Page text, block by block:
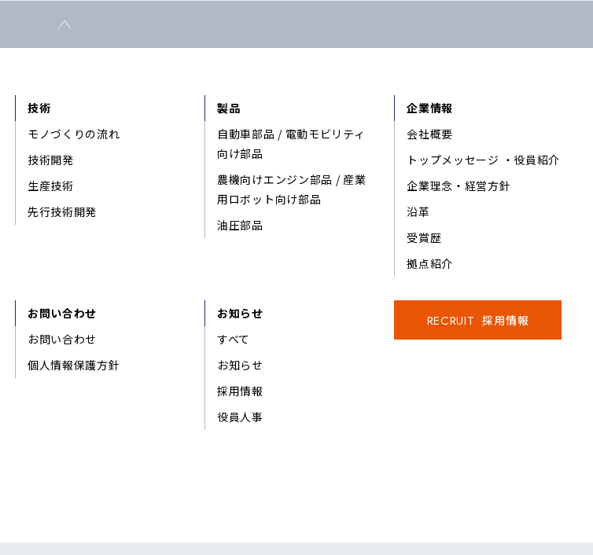
技術
モノづくりの流れ
技術開発
生産技術
先行技術開発
製品
自動車部品 / 電動モビリティ
向け部品
農機向けエンジン部品 / 産業
用ロボット向け部品
油圧部品
企業情報
会社概要
トップメッセージ ・役員紹介
企業理念・経営方針
沿革
受賞歴
拠点紹介
お問い合わせ
お問い合わせ
個人情報保護方針
お知らせ
すべて
お知らせ
採用情報
役員人事
RECRUIT 採用情報